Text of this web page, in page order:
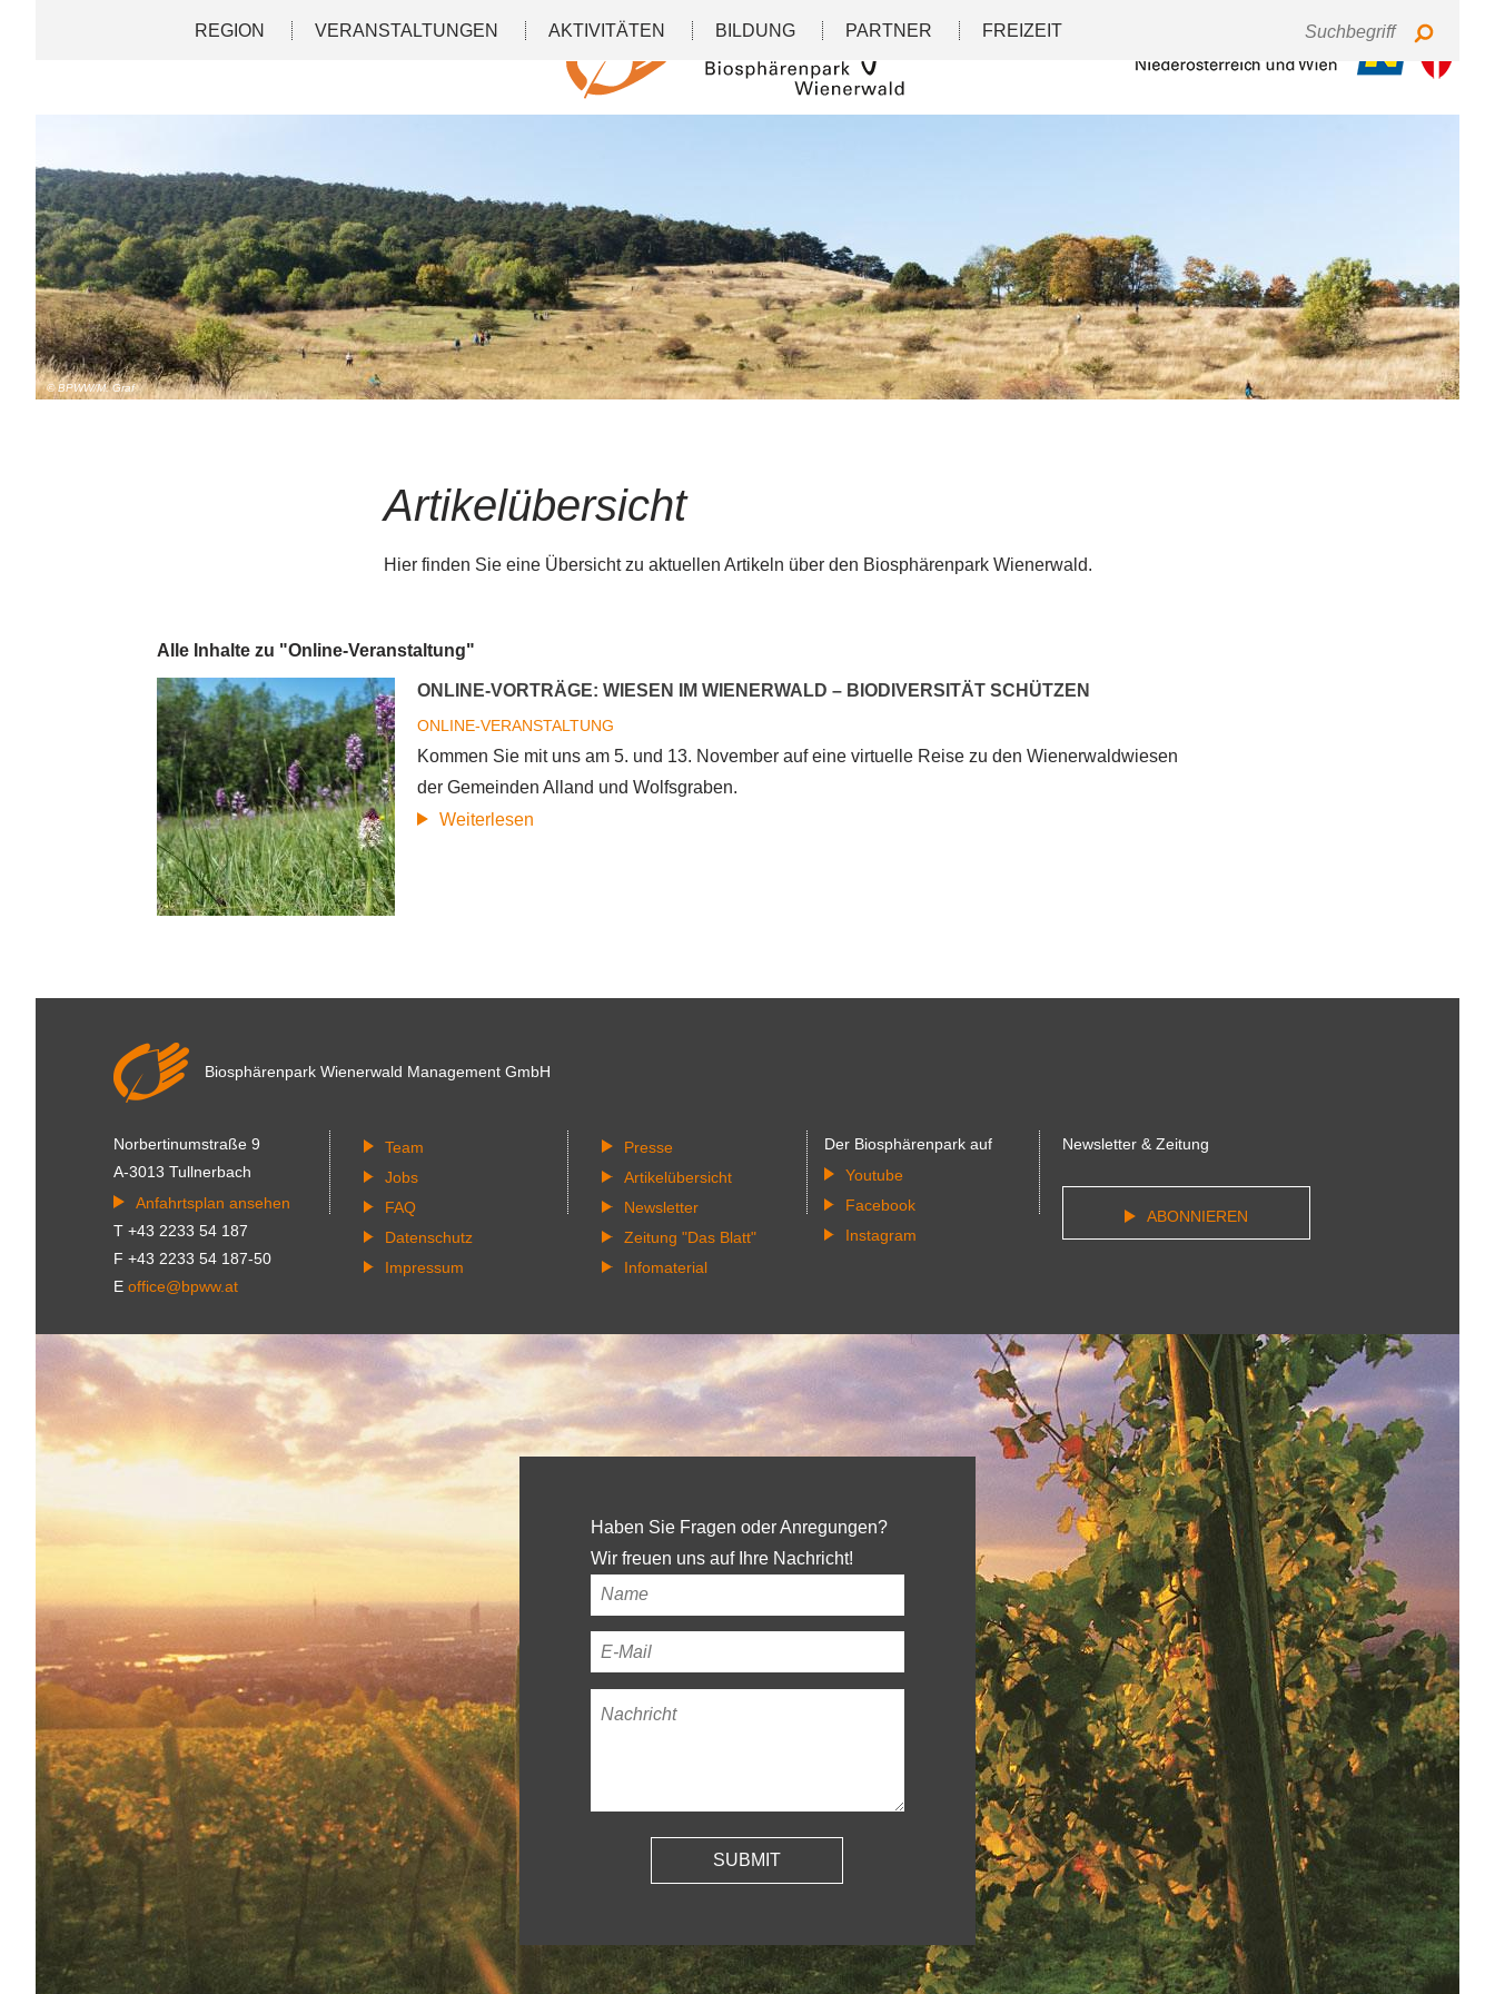
Tastaturbedienung Kontrast
REGION VERANSTALTUNGEN AKTIVITÄTEN BILDUNG PARTNER FREIZEIT
© BPWW/M. Graf
Artikelübersicht
Hier finden Sie eine Übersicht zu aktuellen Artikeln über den Biosphärenpark Wienerwald.
Alle Inhalte zu "Online-Veranstaltung"
ONLINE-VORTRÄGE: WIESEN IM WIENERWALD – BIODIVERSITÄT SCHÜTZEN
ONLINE-VERANSTALTUNG
Kommen Sie mit uns am 5. und 13. November auf eine virtuelle Reise zu den Wienerwaldwiesen
der Gemeinden Alland und Wolfsgraben.
Weiterlesen
Biosphärenpark Wienerwald Management GmbH
Norbertinumstraße 9
A-3013 Tullnerbach
Anfahrtsplan ansehen
T +43 2233 54 187
F +43 2233 54 187-50
E office@bpww.at
Team
Jobs
FAQ
Datenschutz
Impressum
Presse
Artikelübersicht
Newsletter
Zeitung "Das Blatt"
Infomaterial
Der Biosphärenpark auf
Youtube
Facebook
Instagram
Newsletter & Zeitung
ABONNIEREN
Haben Sie Fragen oder Anregungen?
Wir freuen uns auf Ihre Nachricht!
Ihr
Name*
Ihre
E-
Mail-
Nachricht*